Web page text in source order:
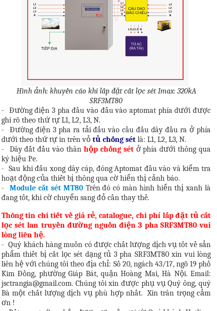
Hình ảnh: khuyến cáo khi lắp đặt cắt lọc sét Imax: 320kA
SRF3MT80
-
Đường điện 3 pha đầu vào đấu vào aptomat phía dưới được
ghi rõ theo thứ tự L1, L2, L3, N.
-
Đường điện 3 pha ra tải đấu vào cầu đấu dây đầu ra ở phía
dưới theo thứ tự in trên vỏ tủ chống sét là: L1, L2, L3, N.
-
Dây đất đấu vào thân hộp chống sétở phía dưới thông qua
ký hiệu Pe.
- Sau khi đấu xong dây cáp, đóng Aptomat đầu vào và kiểm tra
hoạt động của thiết bị thông qua cờ hiển thị cảnh báo.
-
Module cắt sét MT80Trên đó có màn hình hiển thị xanh là
đang tốt, khi cờ chuyển sang đỏ cần thay thế.
Thông tin chi tiết về giá rẻ, catalogue, chi phí lắp đặt tủ cắt
lọc sét lan truyền đường nguồn điện 3 pha SRF3MT80 vui
lòng liên hệ.
- Quý khách hàng muốn có được chất lượng dịch vụ tốt về sản
phẩm thiết bị cắt lọc sét dạng tủ 3 pha SRF3MT80 xin vui lòng
liên hệ với chúng tôi theo địa chỉ: Số 20, ngách 43/17, ngõ 19 phố
Kim Đồng, phường Giáp Bát, quận Hoàng Mai, Hà Nội. Email:
jsctrangia@gmail.com. Chúng tôi xin được phụ vụ Quý ông, quý
Bà một chất lượng dịch vụ phù hợp nhất. Xin trân trọng cảm
ơn !